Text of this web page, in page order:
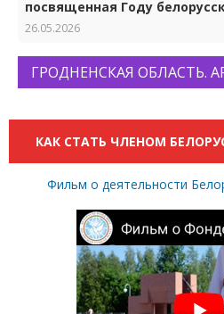
посвященная Году
Гродно
26.05.2026
ГРОДНЕНСКАЯ ОБЛАСТЬ.
КАК СТАТЬ ЧЛЕНОМ
Фильм о деятельности